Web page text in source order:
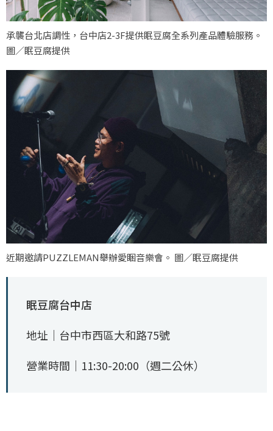
承襲台北店調性，台中店2-3F提供眠豆腐全系列產品體驗服務。
圖／眠豆腐提供
近期邀請PUZZLEMAN舉辦愛睏音樂會。 圖／眠豆腐提供
眠豆腐台中店
地址｜台中市西區大和路75號
營業時間｜11:30-20:00（週二公休）